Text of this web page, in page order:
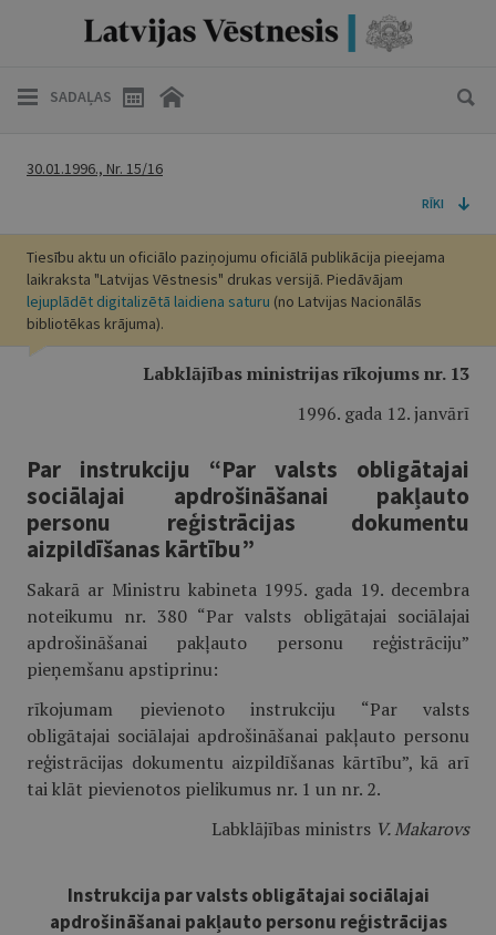
SADAĻAS
30.01.1996., Nr. 15/16
RĪKI
Tiesību aktu un oficiālo paziņojumu oficiālā publikācija pieejama
laikraksta "Latvijas Vēstnesis" drukas versijā. Piedāvājam
lejuplādēt digitalizētā laidiena saturu (no Latvijas Nacionālās
bibliotēkas krājuma).
Labklājības ministrijas rīkojums nr. 13
1996. gada 12. janvārī
Par instrukciju “Par valsts obligātajai
sociālajai apdrošināšanai pakļauto
personu reģistrācijas dokumentu
aizpildīšanas kārtību”
Sakarā ar Ministru kabineta 1995. gada 19. decembra
noteikumu nr. 380 “Par valsts obligātajai sociālajai
apdrošināšanai pakļauto personu reģistrāciju”
pieņemšanu apstiprinu:
rīkojumam pievienoto instrukciju “Par valsts
obligātajai sociālajai apdrošināšanai pakļauto personu
reģistrācijas dokumentu aizpildīšanas kārtību”, kā arī
tai klāt pievienotos pielikumus nr. 1 un nr. 2.
Labklājības ministrs V. Makarovs
Instrukcija par valsts obligātajai sociālajai
apdrošināšanai pakļauto personu reģistrācijas